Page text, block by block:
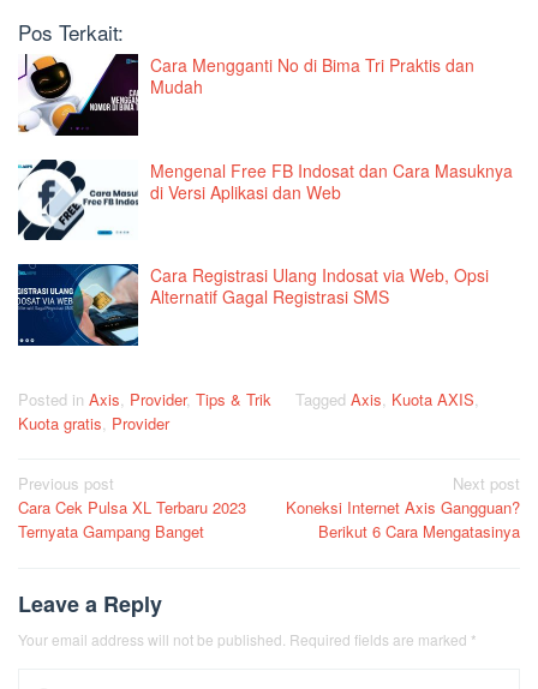
Pos Terkait:
Cara Mengganti No di Bima Tri Praktis dan
Mudah
Mengenal Free FB Indosat dan Cara Masuknya
di Versi Aplikasi dan Web
Cara Registrasi Ulang Indosat via Web, Opsi
Alternatif Gagal Registrasi SMS
Posted in Axis Provider, Tips & Trik Tagged Axis Kuota AXIS
Kuota gratis Provider
Post
navigation
Previous post
Cara Cek Pulsa XL Terbaru 2023
Ternyata Gampang Banget
Next post
Koneksi Internet Axis Gangguan?
Berikut 6 Cara Mengatasinya
Leave a Reply
Your email address will not be published. Required fields are marked *